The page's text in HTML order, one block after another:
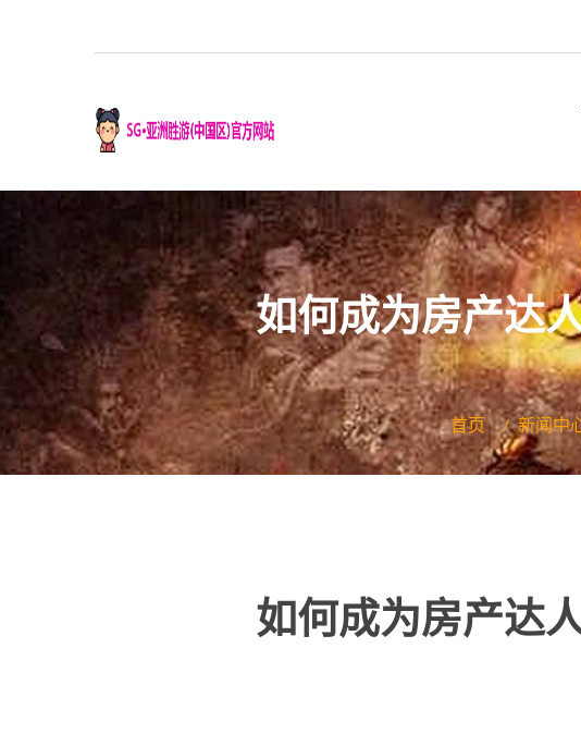
如何成为房产达
首页 新闻中
如何成为房产达